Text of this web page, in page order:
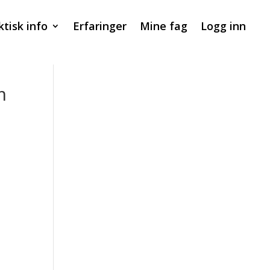
info Erfaringer Mine fag Logg inn